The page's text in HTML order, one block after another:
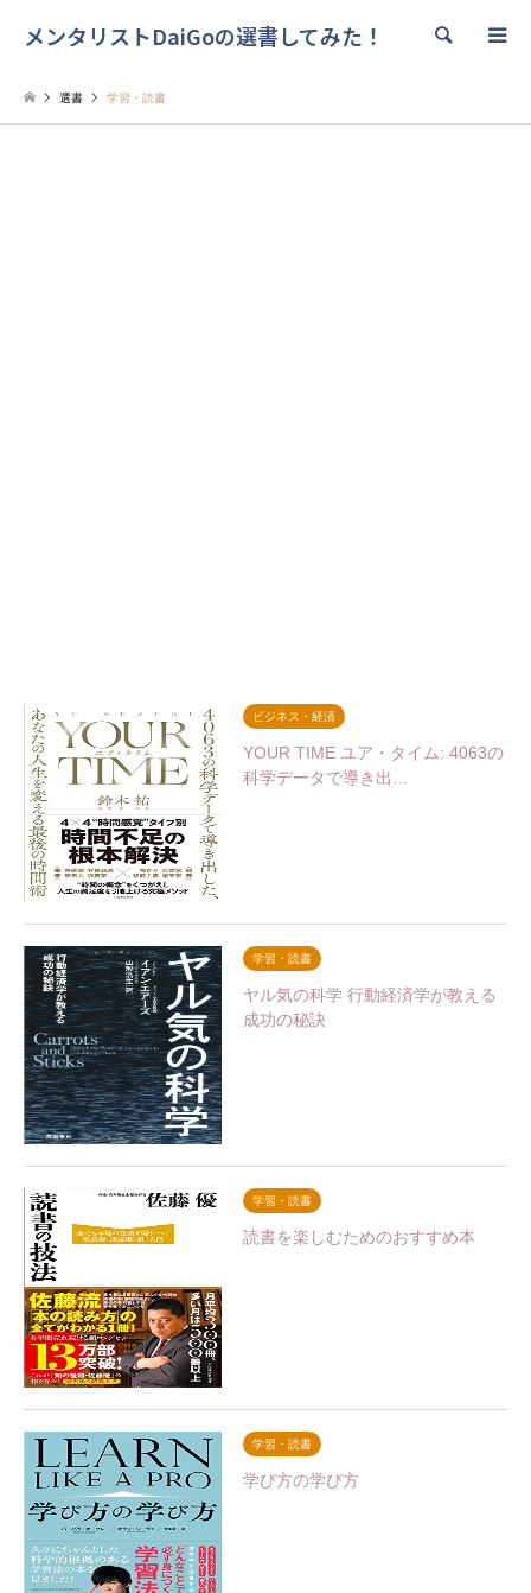
メンタリストDaiGoの選書してみた！ 検索
選書 学習・読書
ビジネス・経済
YOUR TIME ユア・タイム: 4063の
科学データで導き出…
学習・読書
ヤル気の科学 行動経済学が教える
成功の秘訣
学習・読書
読書を楽しむためのおすすめ本
学習・読書
学び方の学び方